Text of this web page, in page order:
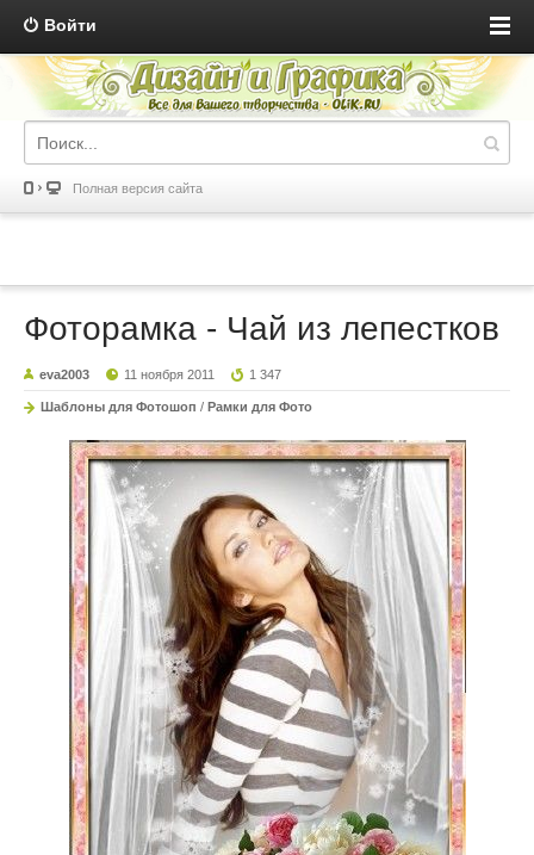
Войти
Полная версия сайта
Фоторамка - Чай из лепестков
eva2003 11 ноября 2011 1 347
Шаблоны для Фотошоп / Рамки для Фото